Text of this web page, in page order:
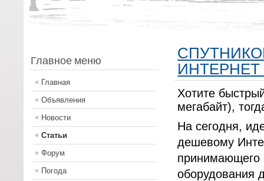
Главное меню
Главная
Объявления
Новости
Статьи
Форум
Погода
Хотите
мегабайт),
На сегодня,
дешевому
принимающего
оборудования